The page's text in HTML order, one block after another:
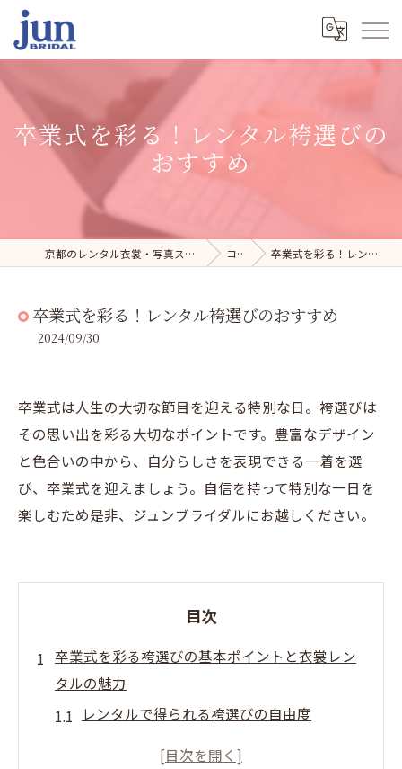
卒業式を彩る！レンタル袴選びの
おすすめ
京都のレンタル衣裳・写真スタジオならジュンブライダル コラム 卒業式を彩る！レンタル袴選びのおすすめ
卒業式を彩る！レンタル袴選びのおすすめ
2024/09/30
卒業式は人生の大切な節目を迎える特別な日。袴選びは
その思い出を彩る大切なポイントです。豊富なデザイン
と色合いの中から、自分らしさを表現できる一着を選
び、卒業式を迎えましょう。自信を持って特別な一日を
楽しむため是非、ジュンブライダルにお越しください。
目次
卒業式を彩る袴選びの基本ポイントと衣裳レン
タルの魅力
レンタルで得られる袴選びの自由度
卒業式衣裳レンタルの便利さとその魅力